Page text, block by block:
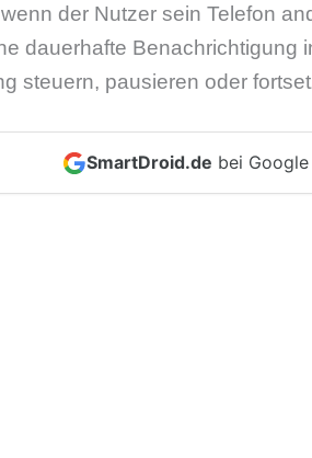
der Nutzer sein Telefon
dauerhafte Benachrichtigung
steuern, pausieren oder
SmartDroid.de bei